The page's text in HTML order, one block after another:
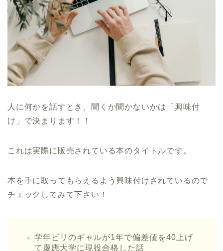
人に何かを話すとき、聞くか聞かないかは「興味付
け」で決まります！！
これは実際に販売されている本のタイトルです。
本を手に取ってもらえるよう興味付けされているので
チェックしてみて下さい！
学年ビリのギャルが1年で偏差値を40上げ
て慶應大学に現役合格した話